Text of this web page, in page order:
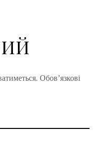
Обов’язкові